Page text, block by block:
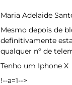
Maria Adelaide
Mesmo depois de
definitivamente
qualquer nº de
Tenho um Iphone X
!--a=1-->